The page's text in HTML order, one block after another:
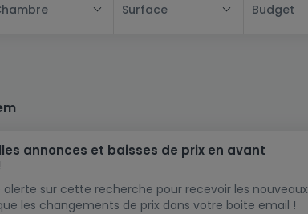
Surface Budget
annonces et baisses de prix en avant
alerte sur cette recherche pour recevoir les nouveaux
les changements de prix dans votre boite email !